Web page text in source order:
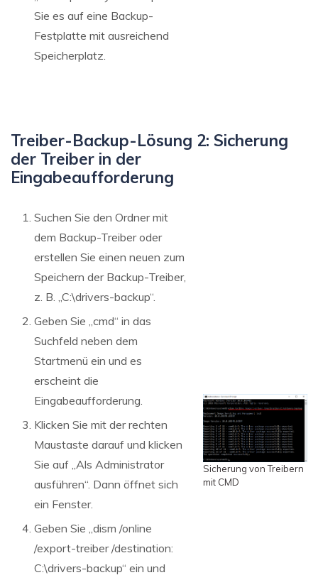
Sie es auf eine Backup-
Festplatte mit ausreichend
Speicherplatz.
Treiber-Backup-Lösung 2: Sicherung
der Treiber in der
Eingabeaufforderung
Suchen Sie den Ordner mit
dem Backup-Treiber oder
erstellen Sie einen neuen zum
Speichern der Backup-Treiber,
z. B. „C:\drivers-backup“.
Geben Sie „cmd“ in das
Suchfeld neben dem
Startmenü ein und es
erscheint die
Eingabeaufforderung.
Klicken Sie mit der rechten
Maustaste darauf und klicken
Sie auf „Als Administrator
ausführen“. Dann öffnet sich
ein Fenster.
Geben Sie „dism /online
/export-treiber /destination:
C:\drivers-backup“ ein und
Sicherung von Treibern
mit CMD